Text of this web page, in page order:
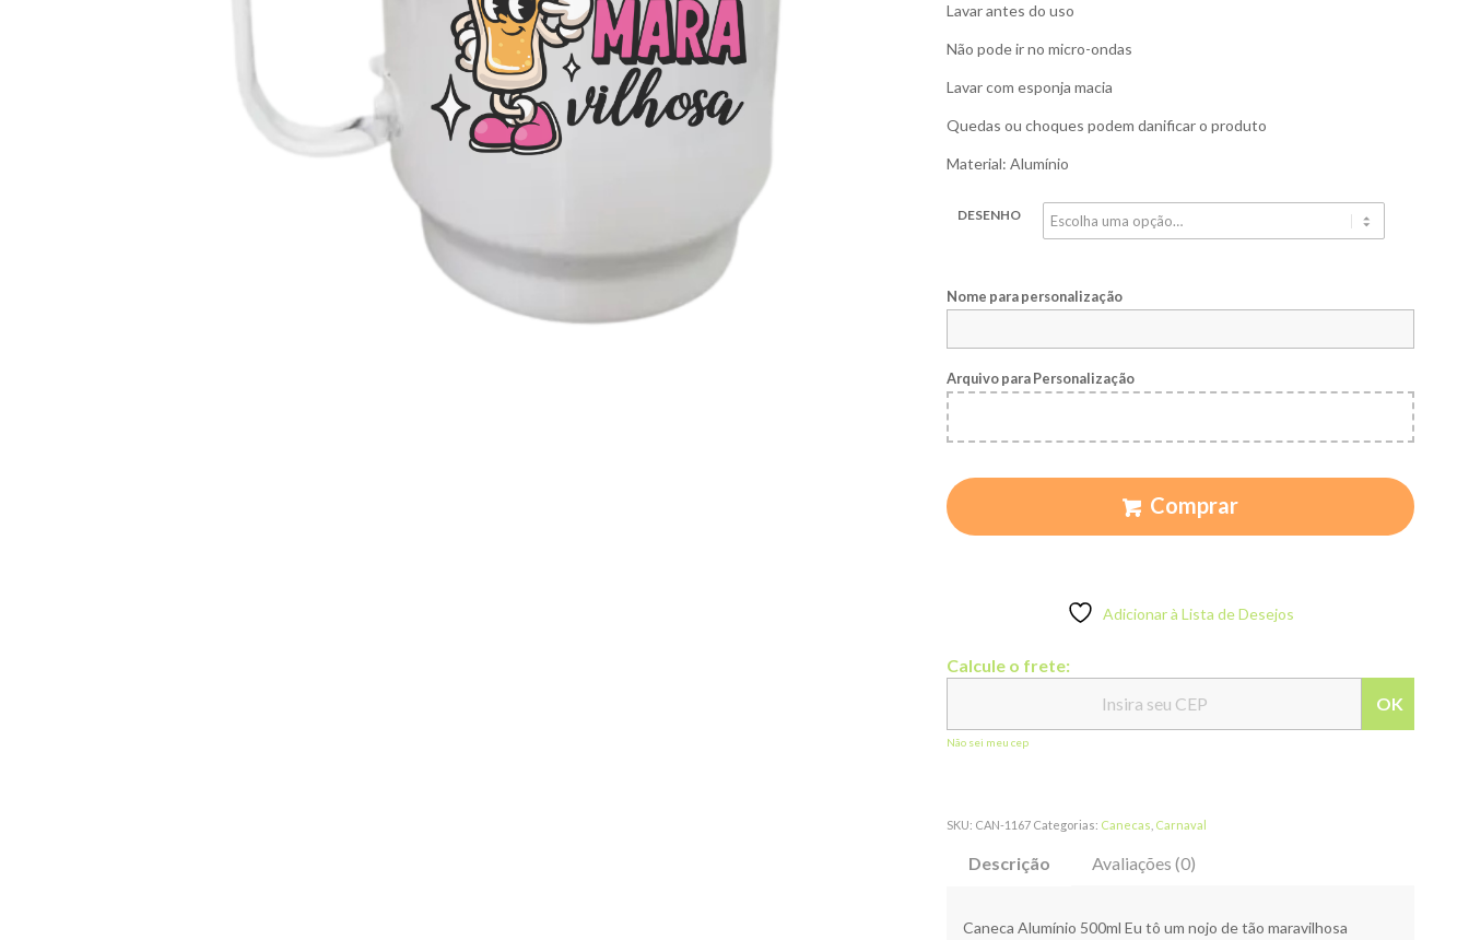
Lavar antes do uso
Não pode ir no micro-ondas
Lavar com esponja macia
Quedas ou choques podem danificar o produto
Material: Alumínio
DESENHO
Nome para personalização
Arquivo para Personalização
Comprar
Adicionar à Lista de Desejos
Calcule o frete:
OK
Não sei meu cep
SKU: CAN-1167 Categorias: Canecas Carnaval
Descrição Avaliações (0)
Caneca Alumínio 500ml Eu tô um nojo de tão maravilhosa